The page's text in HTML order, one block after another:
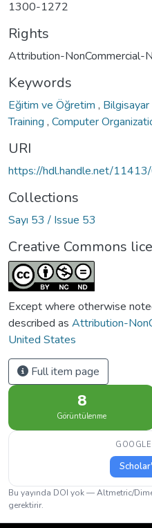
1300-1272
Rights
Attribution-NonCommercial-
Keywords
Eğitim ve Öğretim ,
Training , Computer
URI
https://hdl.handle.net/
Collections
Sayı 53 / Issue 53
Creative Commons
Except where otherwise
described as Attribution-
United States
Full item page
8
Görüntülenme
Bu yayında DOI yok — Altmetric/
gerektirir.